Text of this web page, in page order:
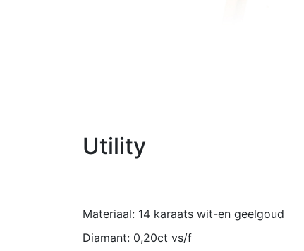
Utility
Materiaal: 14 karaats wit-en geelgoud
Diamant: 0,20ct vs/f